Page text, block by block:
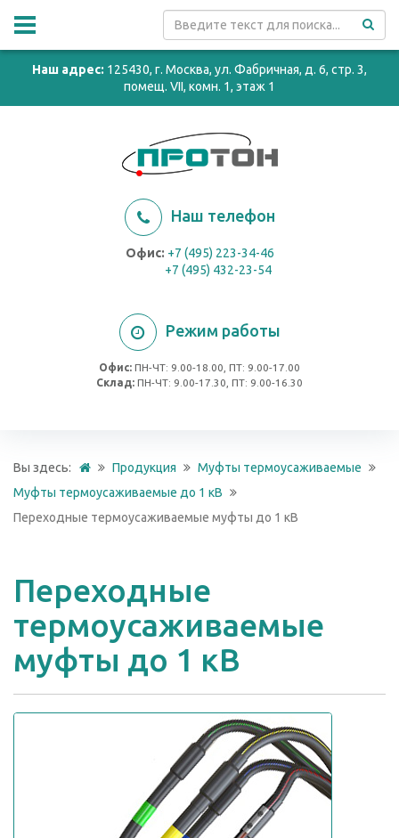
Наш адрес: 125430, г. Москва, ул. Фабричная, д. 6, стр. 3,
помещ. VII, комн. 1, этаж 1
Наш телефон
Офис: +7 (495) 223-34-46
+7 (495) 432-23-54
Режим работы
Офис: ПН-ЧТ: 9.00-18.00, ПТ: 9.00-17.00
Cклад: ПН-ЧТ: 9.00-17.30, ПТ: 9.00-16.30
Вы здесь: Продукция
Муфты термоусаживаемые
Муфты термоусаживаемые до 1 кВ
Переходные термоусаживаемые муфты до 1 кВ
Переходные
термоусаживаемые
муфты до 1 кВ